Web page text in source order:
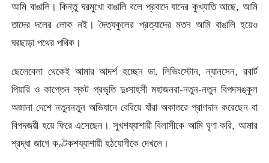
আমি বাঙালি। কিন্তু ঘরমুখো বাঙালি বলে প্রবাদে যাদের কুখ্যাতি আছে, আমি
তাদের দলের লোক নই। দৈত্যকুলের প্রত্যাদের মতন আমি বাঙালি হয়েও
ঘরছাড়া পথের পথিক।
ছেলেবেলা থেকেই আমার আদর্শ হচ্ছেন ডা. লিভিংস্টোন, ন্যানসেন, রবার্ট
পিয়ারি ও কাপ্তেন স্কট প্রভৃতি দুঃসাহসী মহাজনরা-নতুন-নতুন বিপদসঙ্কুল
অজানা দেশে নতুননতুন অভিযানে বেরিয়ে যাঁরা অকাতরে প্রাণদান করেছেন বা
বিপদজয়ী হয়ে ফিরে এসেছেন। সুখশয্যাশায়ী বিলাসীকে আমি ঘৃণা করি, আমার
শ্রদ্ধা জাগে কণ্টকশয্যাশায়ী হঠযোগীকে দেখলে।